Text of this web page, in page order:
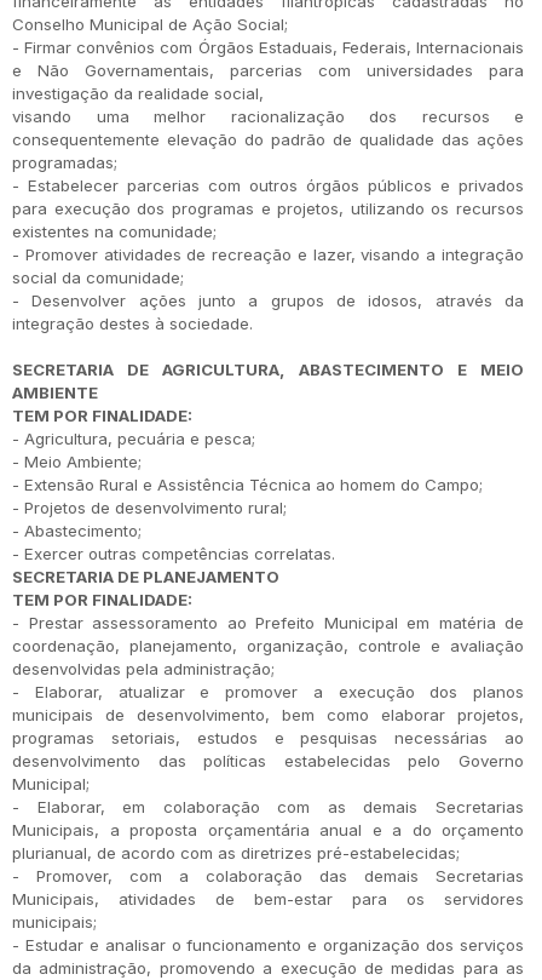
Conselho Municipal de Ação Social;
- Firmar convênios com Órgãos Estaduais, Federais, Internacionais
e Não Governamentais, parcerias com universidades para
investigação da realidade social,
visando uma melhor racionalização dos recursos e
consequentemente elevação do padrão de qualidade das ações
programadas;
- Estabelecer parcerias com outros órgãos públicos e privados
para execução dos programas e projetos, utilizando os recursos
existentes na comunidade;
- Promover atividades de recreação e lazer, visando a integração
social da comunidade;
- Desenvolver ações junto a grupos de idosos, através da
integração destes à sociedade.
SECRETARIA DE AGRICULTURA, ABASTECIMENTO E MEIO
AMBIENTE
TEM POR FINALIDADE:
- Agricultura, pecuária e pesca;
- Meio Ambiente;
- Extensão Rural e Assistência Técnica ao homem do Campo;
- Projetos de desenvolvimento rural;
- Abastecimento;
- Exercer outras competências correlatas.
SECRETARIA DE PLANEJAMENTO
TEM POR FINALIDADE:
- Prestar assessoramento ao Prefeito Municipal em matéria de
coordenação, planejamento, organização, controle e avaliação
desenvolvidas pela administração;
- Elaborar, atualizar e promover a execução dos planos
municipais de desenvolvimento, bem como elaborar projetos,
programas setoriais, estudos e pesquisas necessárias ao
desenvolvimento das políticas estabelecidas pelo Governo
Municipal;
- Elaborar, em colaboração com as demais Secretarias
Municipais, a proposta orçamentária anual e a do orçamento
plurianual, de acordo com as diretrizes pré-estabelecidas;
- Promover, com a colaboração das demais Secretarias
Municipais, atividades de bem-estar para os servidores
municipais;
- Estudar e analisar o funcionamento e organização dos serviços
da administração, promovendo a execução de medidas para as